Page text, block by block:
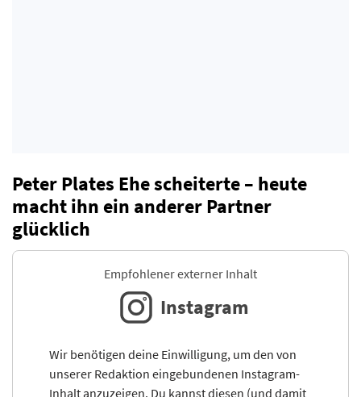
Peter Plates Ehe scheiterte – heute
macht ihn ein anderer Partner
glücklich
Empfohlener externer Inhalt
Instagram
Wir benötigen deine Einwilligung, um den von
unserer Redaktion eingebundenen Instagram-
Inhalt anzuzeigen. Du kannst diesen (und damit